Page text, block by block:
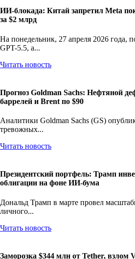
ИИ-блокада: Китай запретил Meta
за $2 млрд
На понедельник, 27 апреля 2026 года,
GPT-5.5, а...
Читать новость
Прогноз Goldman Sachs: Нефтяной
баррелей и Brent по $90
Аналитики Goldman Sachs (GS)
тревожных...
Читать новость
Президентский портфель: Трамп
облигации на фоне ИИ-бума
Дональд Трамп в марте провел
личного...
Читать новость
Заморозка $344 млн от Tether, взлом